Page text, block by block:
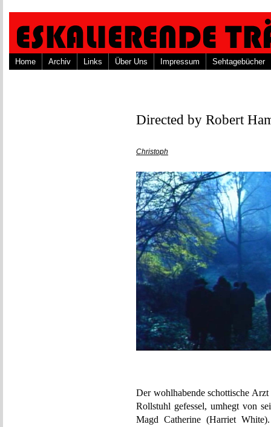
Home Archiv Links Über Uns Impressum Sehtagebücher
Directed by Robert
Christoph
Der wohlhabende schottische
Rollstuhl gefessel, umhegt von
Magd Catherine (Harriet